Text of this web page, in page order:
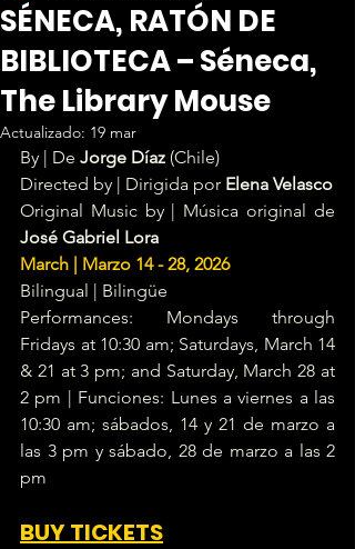
SÉNECA, RATÓN DE
BIBLIOTECA – Séneca,
The Library Mouse
Actualizado: 19 mar
By | De Jorge Díaz (Chile)
Directed by | Dirigida por Elena Velasco
Original Music by | Música original de
José Gabriel Lora
March | Marzo 14 - 28, 2026
Bilingual | Bilingüe
Performances: Mondays through
Fridays at 10:30 am; Saturdays, March 14
& 21 at 3 pm; and Saturday, March 28 at
2 pm | Funciones: Lunes a viernes a las
10:30 am; sábados, 14 y 21 de marzo a
las 3 pm y sábado, 28 de marzo a las 2
pm
BUY TICKETS